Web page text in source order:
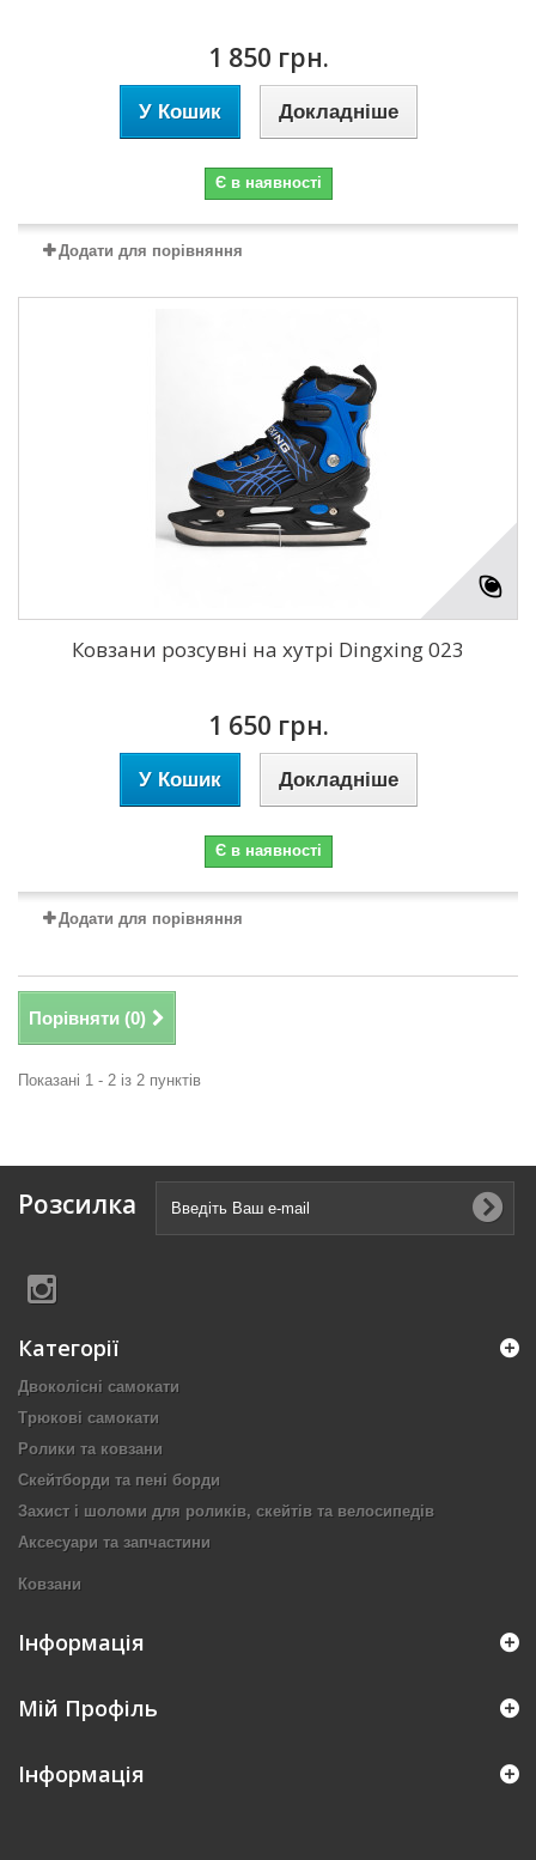
1 850 грн.
У Кошик Докладніше
Є в наявності
Додати для порівняння
Ковзани розсувні на хутрі Dingxing 023
1 650 грн.
У Кошик Докладніше
Є в наявності
Додати для порівняння
Порівняти (0)
Показані 1 - 2 із 2 пунктів
Розсилка
Категорії
Двоколісні самокати
Трюкові самокати
Ролики та ковзани
Скейтборди та пені борди
Захист і шоломи для роликів, скейтів та велосипедів
Аксесуари та запчастини
Ковзани
Інформація
Мій Профіль
Інформація